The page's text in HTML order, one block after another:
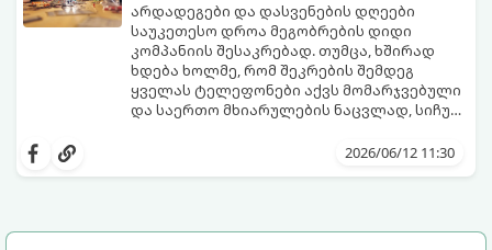
არდადეგები და დასვენების დღეები
საუკეთესო დროა მეგობრების დიდი
კომპანიის შესაკრებად. თუმცა, ხშირად
ხდება ხოლმე, რომ შეკრების შემდეგ
ყველას ტელეფონები აქვს მომარჯვებული
და საერთო მხიარულების ნაცვლად, სიჩუმე
დასაღწევად და ნამდვილი, ცოცხალი
იუმორით სავსე აქტივობები მეგობრებს
თქვენს არდადეგებს ნამდვილ
2026/06/12 11:30